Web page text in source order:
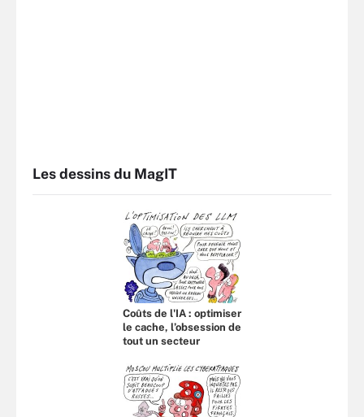
Les dessins du MagIT
Coûts de l'IA : optimiser
le cache, l’obsession de
tout un secteur